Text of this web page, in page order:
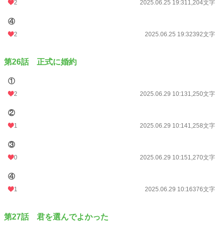
2 2025.06.25 19:311,204文字
④
2 2025.06.25 19:32392文字
第26話 正式に婚約
①
2 2025.06.29 10:131,250文字
②
1 2025.06.29 10:141,258文字
③
0 2025.06.29 10:151,270文字
④
1 2025.06.29 10:16376文字
第27話 君を選んでよかった